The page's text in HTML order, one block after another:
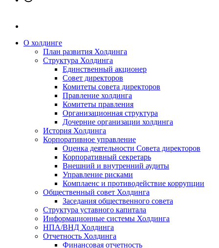
О холдинге
План развития Холдинга
Структура Холдинга
Единственный акционер
Совет директоров
Комитеты совета директоров
Правление холдинга
Комитеты правления
Организационная структура
Дочерние организации холдинга
История Холдинга
Корпоративное управление
Оценка деятельности Совета директоров
Корпоративный секретарь
Внешний и внутренний аудиты
Управление рисками
Комплаенс и противодействие коррупции
Общественный совет Холдинга
Заседания общественного совета
Структура уставного капитала
Информационные системы Холдинга
НПА/ВНД Холдинга
Отчетность Холдинга
Финансовая отчетность